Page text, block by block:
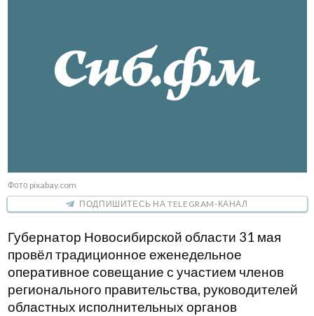
Фото pixabay.com
ПОДПИШИТЕСЬ НА TELEGRAM-КАНАЛ
Губернатор Новосибирской области 31 мая
провёл традиционное еженедельное
оперативное совещание с участием членов
регионального правительства, руководителей
областных исполнительных органов